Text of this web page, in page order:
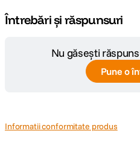
DETALII PRODUCATOR
115930
Întrebări și răspunsuri
Nu găsești
Pune o
Informatii conformitate produs